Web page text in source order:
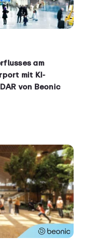
am
mit KI-
von Beonic